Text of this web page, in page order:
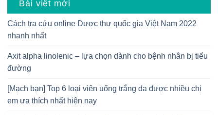
Bài viết mới
Cách tra cứu online Dược thư quốc gia Việt Nam 2022
nhanh nhất
Axit alpha linolenic – lựa chọn dành cho bệnh nhân bị tiểu
đường
[Mạch bạn] Top 6 loại viên uống trắng da được nhiều chị
em ưa thích nhất hiện nay